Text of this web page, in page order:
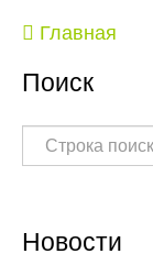
Главная
Поиск
Новости